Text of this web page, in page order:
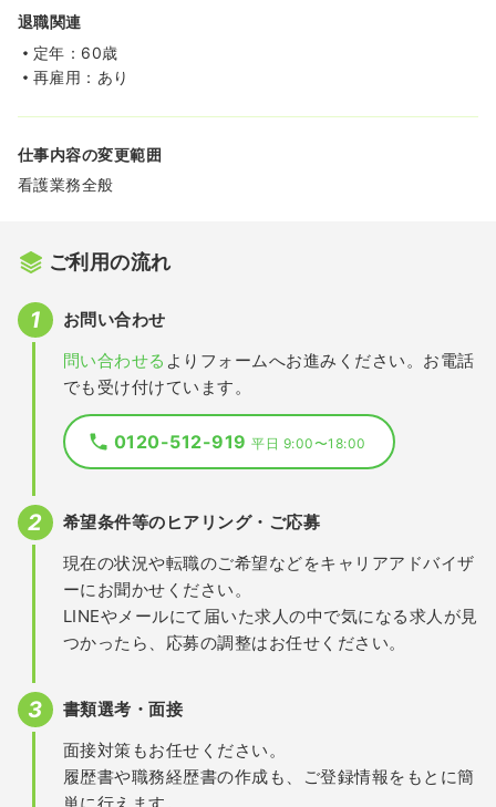
退職関連
定年：60歳
再雇用：あり
仕事内容の変更範囲
看護業務全般
ご利用の流れ
お問い合わせ
問い合わせる よりフォームへお進みください。お電話
でも受け付けています。
0120-512-919平日 9:00〜18:00
希望条件等のヒアリング・ご応募
現在の状況や転職のご希望などをキャリアアドバイザ
ーにお聞かせください。
LINEやメールにて届いた求人の中で気になる求人が見
つかったら、応募の調整はお任せください。
書類選考・面接
面接対策もお任せください。
履歴書や職務経歴書の作成も、ご登録情報をもとに簡